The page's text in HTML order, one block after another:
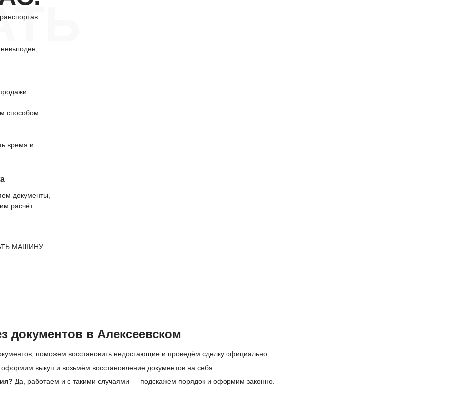
способом:
время и
документы,
расчёт.
МАШИНУ
в Алексеевском
поможем восстановить недостающие и проведём сделку официально.
выкуп и возьмём восстановление документов на себя.
Да, работаем и с такими случаями — подскажем порядок и оформим законно.